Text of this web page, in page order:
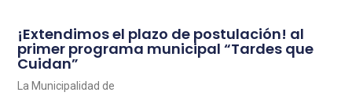
¡Extendimos el plazo de postulación! al
primer programa municipal “Tardes que
Cuidan”
La Municipalidad de